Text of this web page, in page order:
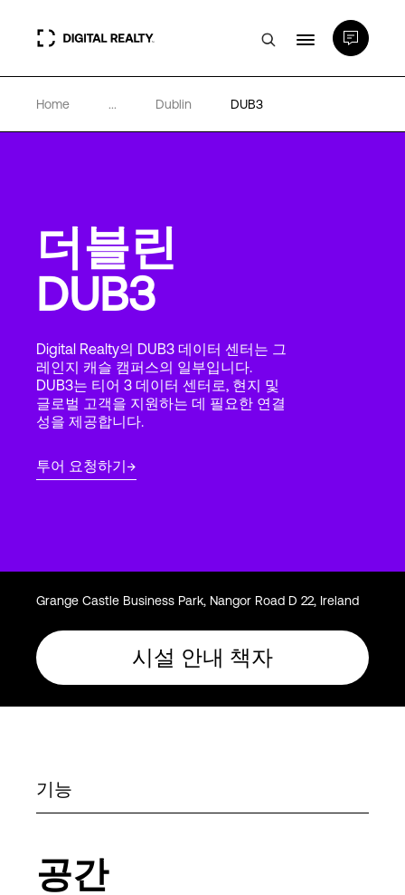
데이터 센터
파트너
전문성 및 리소스
소개
Language
로그인
Home ... Dublin DUB3
더블린
DUB3
Digital Realty의 DUB3 데이터 센터는 그
레인지 캐슬 캠퍼스의 일부입니다.
DUB3는 티어 3 데이터 센터로, 현지 및
글로벌 고객을 지원하는 데 필요한 연결
성을 제공합니다.
투어 요청하기
Grange Castle Business Park, Nangor Road D 22, Ireland
시설 안내 책자
기능
공간